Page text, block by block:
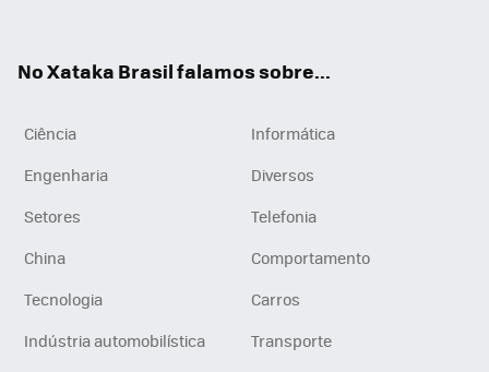
No Xataka Brasil falamos sobre...
Ciência
Informática
Engenharia
Diversos
Setores
Telefonia
China
Comportamento
Tecnologia
Carros
Indústria automobilística
Transporte